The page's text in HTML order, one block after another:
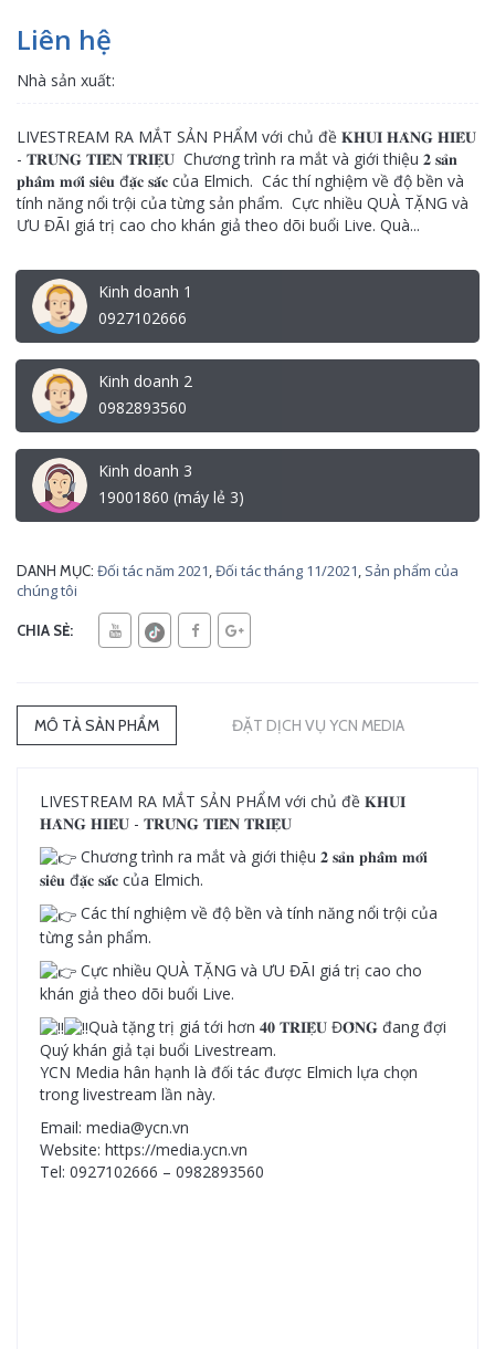
Liên hệ
Nhà sản xuất:
LIVESTREAM RA MẮT SẢN PHẨM với chủ đề 𝐊𝐇𝐔𝐈 𝐇𝐀̀𝐍𝐆 𝐇𝐈𝐄̂𝐔
- 𝐓𝐑𝐔́𝐍𝐆 𝐓𝐈𝐄̂̀𝐍 𝐓𝐑𝐈𝐄̣̂𝐔 Chương trình ra mắt và giới thiệu 𝟐 𝐬𝐚̉𝐧
𝐩𝐡𝐚̂̉𝐦 𝐦𝐨̛́𝐢 𝐬𝐢𝐞̂𝐮 đ𝐚̣̆𝐜 𝐬𝐚̆́𝐜 của Elmich. Các thí nghiệm về độ bền và
tính năng nổi trội của từng sản phẩm. Cực nhiều QUÀ TẶNG và
ƯU ĐÃI giá trị cao cho khán giả theo dõi buổi Live. Quà...
Kinh doanh 1
0927102666
Kinh doanh 2
0982893560
Kinh doanh 3
19001860 (máy lẻ 3)
DANH MỤC: Đối tác năm 2021,Đối tác tháng 11/2021, Sản phẩm của
chúng tôi
CHIA SẺ:
MÔ TẢ SẢN PHẨM ĐẶT DỊCH VỤ YCN MEDIA
LIVESTREAM RA MẮT SẢN PHẨM với chủ đề 𝐊𝐇𝐔𝐈
𝐇𝐀̀𝐍𝐆 𝐇𝐈𝐄̂𝐔 - 𝐓𝐑𝐔́𝐍𝐆 𝐓𝐈𝐄̂̀𝐍 𝐓𝐑𝐈𝐄̣̂𝐔
Chương trình ra mắt và giới thiệu 𝟐 𝐬𝐚̉𝐧 𝐩𝐡𝐚̂̉𝐦 𝐦𝐨̛́𝐢
𝐬𝐢𝐞̂𝐮 đ𝐚̣̆𝐜 𝐬𝐚̆́𝐜 của Elmich.
Các thí nghiệm về độ bền và tính năng nổi trội của
từng sản phẩm.
Cực nhiều QUÀ TẶNG và ƯU ĐÃI giá trị cao cho
khán giả theo dõi buổi Live.
Quà tặng trị giá tới hơn 𝟒𝟎 𝐓𝐑𝐈𝐄̣̂𝐔 Đ𝐎̂̀𝐍𝐆 đang đợi
Quý khán giả tại buổi Livestream.
YCN Media hân hạnh là đối tác được Elmich lựa chọn
trong livestream lần này.
Email: media@ycn.vn
Website: https://media.ycn.vn
Tel: 0927102666 – 0982893560